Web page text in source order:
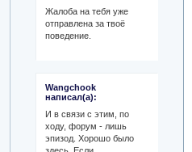
Жалоба на тебя уже
отправлена за твоё
поведение.
Wangchook
написал(а):
И в связи с этим, по
ходу, форум - лишь
эпизод. Хорошо было